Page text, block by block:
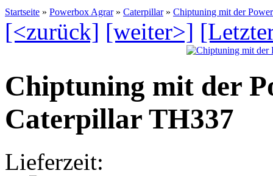
Startseite » Powerbox Agrar» Caterpillar» Chiptuning mit der
[<zurück] [weiter>]
Chiptuning mit der
Caterpillar TH337
Lieferzeit: